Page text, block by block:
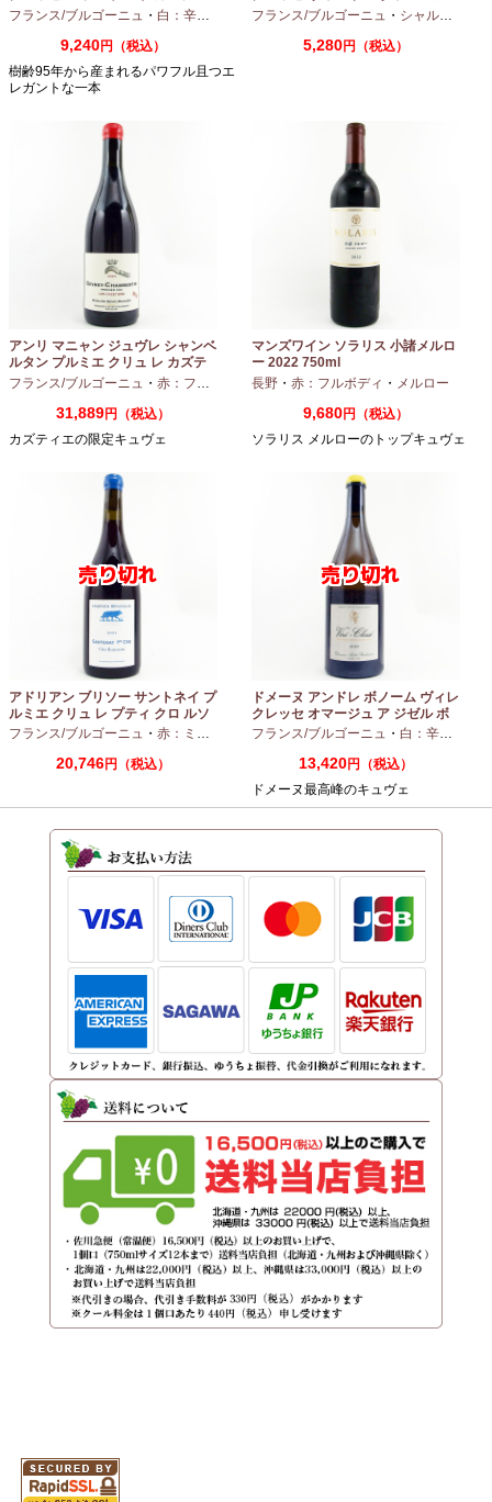
ヌ 2023 750ml
フランス/ブルゴーニュ ・ 白：辛口 シャルドネ
9,240円（税込）
樹齢95年から産まれるパワフル且つエ
レガントな一本
2024 750ml
フランス/ブルゴーニュ ・ シャルドネ
5,280円（税込）
アンリ マニャン ジュヴレ シャンベ
ルタン プルミエ クリュ レ カズテ
ィエ エルバージュ 24 モワ 2023
フランス/ブルゴーニュ ・ 赤：フルボディ ・ピノノワール
31,889円（税込）
カズティエの限定キュヴェ
マンズワイン ソラリス 小諸メルロ
ー 2022 750ml
長野 ・ 赤：フルボディ ・ メルロー
9,680円（税込）
ソラリス メルローのトップキュヴェ
アドリアン ブリソー サントネイ プ
ルミエ クリュ レ プティ クロ ルソ
ー 2024 750ml
フランス/ブルゴーニュ ・ 赤：ミディアムボディ ・ピノノワール
20,746円（税込）
ドメーヌ アンドレ ボノーム ヴィレ
クレッセ オマージュ ア ジゼル ボ
ノーム 2023 750ml
フランス/ブルゴーニュ ・ 白：辛口
13,420円（税込）
ドメーヌ最高峰のキュヴェ